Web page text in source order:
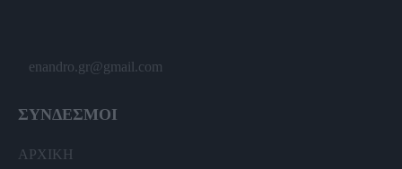
enandro.gr@gmail.com
ΣΥΝΔΕΣΜΟΙ
ΑΡΧΙΚΗ